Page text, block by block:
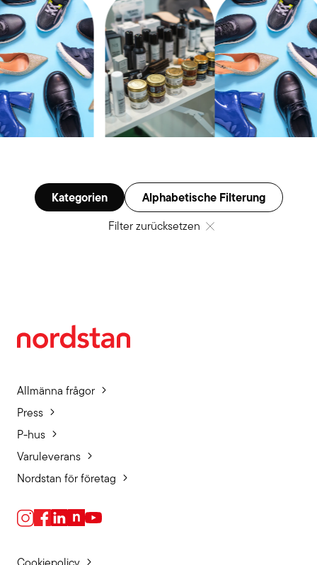
Kategorien Alphabetische Filterung
Filter zurücksetzen
Allmänna frågor
Press
P-hus
Varuleverans
Nordstan för företag